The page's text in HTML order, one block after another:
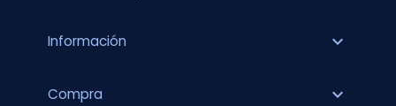
Información expand_more
Compra expand_more